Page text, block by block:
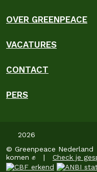
OVER GREENPEACE
VACATURES
CONTACT
PERS
2026
© Greenpeace
komen ✊ | Check je